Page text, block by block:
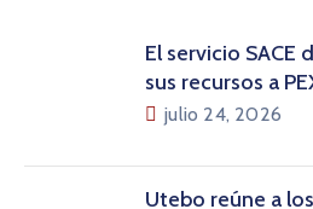
El servicio SACE
sus recursos a
julio 24, 2026
Utebo reúne a